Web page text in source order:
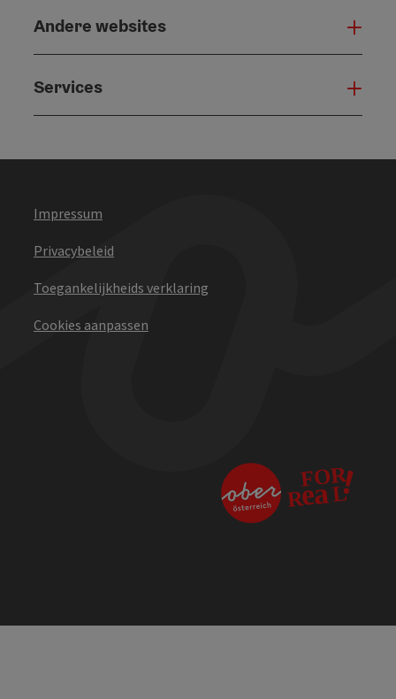
Andere websites
Services
Impressum
Privacybeleid
Toegankelijkheids verklaring
Cookies aanpassen